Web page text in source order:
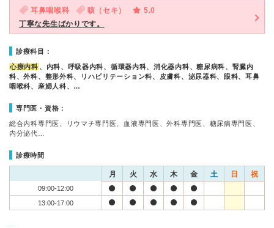
耳鼻咽喉科 咳（セキ）
5.0
丁寧な先生ばかりです。
診療科目：
心療内科 、内科、呼吸器内科、循環器内科、消化器内科、糖尿病科、腎臓内
科、外科、整形外科、リハビリテーション科、皮膚科、泌尿器科、眼科、耳鼻
咽喉科、産婦人科、…
専門医・資格：
総合内科専門医、リウマチ専門医、血液専門医、外科専門医、糖尿病専門医、
内分泌代…
診療時間
月 火 水 木 金 土 日 祝
09:00-12:00
13:00-17:00